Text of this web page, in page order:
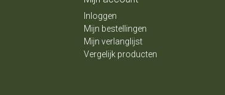
Inloggen
Mijn bestellingen
Mijn verlanglijst
Vergelijk producten